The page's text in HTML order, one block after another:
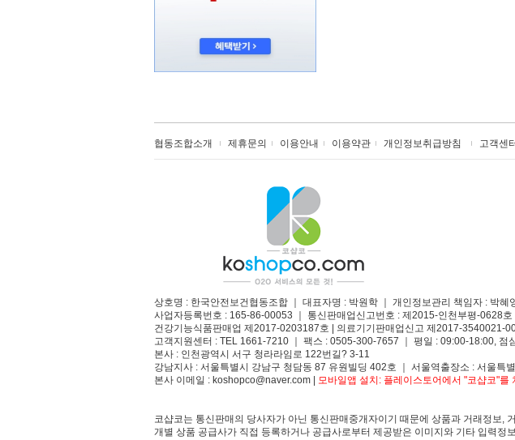
협동조합소개 제휴문의 이용안내 이용약관 개인정보취급방침 고객센
상호명 : 한국안전보건협동조합 ｜ 대표자명 : 박원학 ｜ 개인정보관리 책임자 : 박혜
사업자등록번호 : 165-86-00053 ｜ 통신판매업신고번호 : 제2015-인천부평-0628호
건강기능식품판매업 제2017-0203187호 | 의료기기판매업신고 제2017-3540021-
고객지원센터 : TEL 1661-7210 ｜ 팩스 : 0505-300-7657 ｜ 평일 : 09:00-18:00, 점
본사 : 인천광역시 서구 청라라임로 122번길? 3-11
강남지사 : 서울특별시 강남구 청담동 87 유원빌딩 402호 ｜ 서울역출장소 : 서울특
본사 이메일 : koshopco@naver.com | 모바일앱 설치: 플레이스토어에서 "코샵코"를
코샵코는 통신판매의 당사자가 아닌 통신판매중개자이기 때문에 상품과 거래정보,
개별 상품 공급사가 직접 등록하거나 공급사로부터 제공받은 이미지와 기타 입력